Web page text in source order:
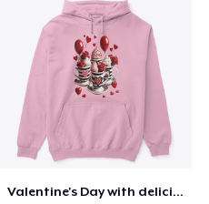
Valentine's Day with delicious food